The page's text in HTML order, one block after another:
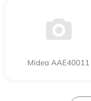
Midea AAE40011